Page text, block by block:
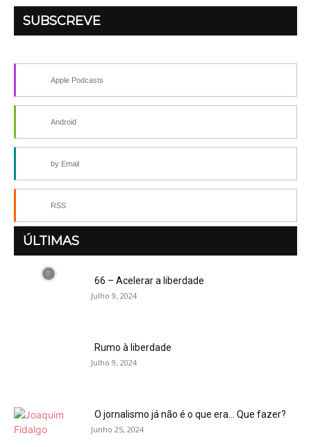
SUBSCREVE
Apple Podcasts
Android
by Email
RSS
ÚLTIMAS
66 – Acelerar a liberdade
Julho 9, 2024
Rumo à liberdade
Julho 9, 2024
O jornalismo já não é o que era… Que fazer?
Junho 25, 2024